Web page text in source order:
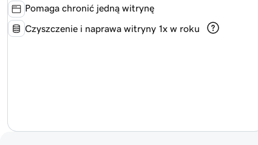
Pomaga chronić jedną witrynę
Czyszczenie i naprawa witryny 1x w roku